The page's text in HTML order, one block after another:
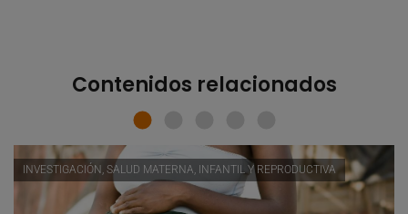
Contenidos relacionados
INVESTIGACIÓN, SALUD MATERNA, INFANTIL Y REPRODUCTIVA